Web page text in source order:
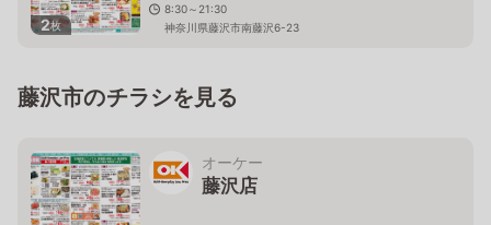
2枚
8:30～21:30
神奈川県藤沢市南藤沢6-23
藤沢市のチラシを見る
オーケー
藤沢店